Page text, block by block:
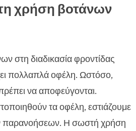
χρήση βοτάνων
στη διαδικασία φροντίδας
πολλαπλά οφέλη. Ωστόσο,
να αποφεύγονται.
τα οφέλη, εστιάζουμε
παρανοήσεων. Η σωστή χρήση